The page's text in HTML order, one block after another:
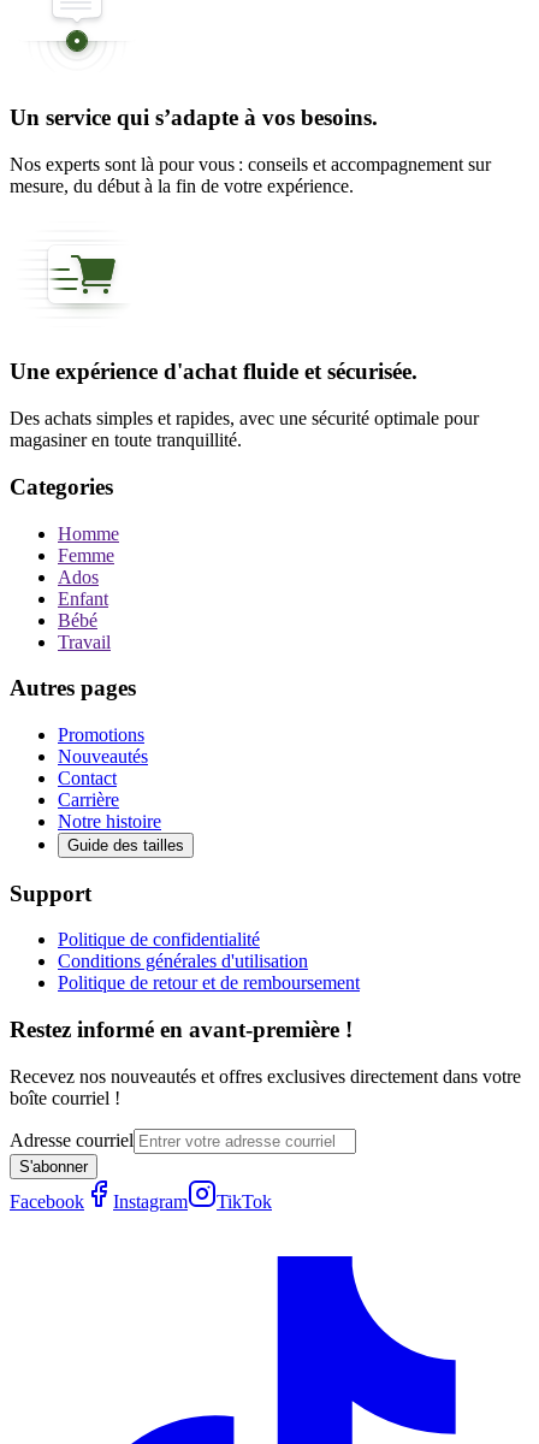
Un service qui s’adapte à vos besoins.
Nos experts sont là pour vous : conseils et accompagnement sur
mesure, du début à la fin de votre expérience.
Une expérience d'achat fluide et sécurisée.
Des achats simples et rapides, avec une sécurité optimale pour
magasiner en toute tranquillité.
Categories
Homme
Femme
Ados
Enfant
Bébé
Travail
Autres pages
Promotions
Nouveautés
Contact
Carrière
Notre histoire
Guide des tailles
Support
Politique de confidentialité
Conditions générales d'utilisation
Politique de retour et de remboursement
Restez informé en avant-première !
Recevez nos nouveautés et offres exclusives directement dans votre
boîte courriel !
Adresse courriel
S'abonner
Facebook Instagram TikTok